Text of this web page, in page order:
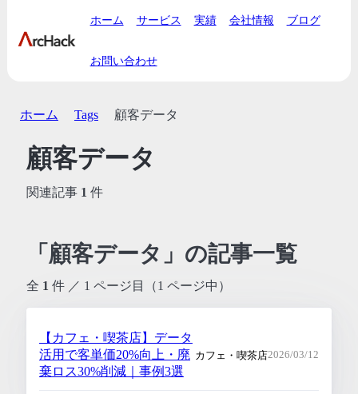
ホーム サービス 実績 会社情報 ブログ
お問い合わせ
ホーム Tags 顧客データ
顧客データ
関連記事 1 件
「顧客データ」の記事一覧
全 1 件 ／ 1 ページ目（1 ページ中）
【カフェ・喫茶店】データ
活用で客単価20%向上・廃
棄ロス30%削減｜事例3選
カフェ・喫茶店2026/03/12